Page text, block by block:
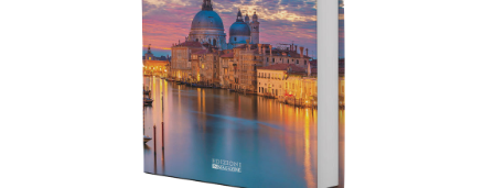
AGGIUNGI AL CARRELLO /